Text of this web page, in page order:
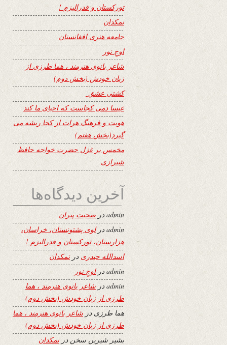
تورکستان و فدرالیزم !
نمکدان
جامعه هنری افغانستان
اوجِ نور
شاعر بانوی هنرمند ، هما طرزی از
زبان خودش (بخش دوم)
کشتی عشق
عیسا دمی کجاست که احیای ما کند
هویت و فرهنگ هرات از کجا ریشه می
گیرد(بخش هفتم)
مخمس بر غزل حضرت خواجه حافظ
شیرازی
آخرین دیدگاه‌ها
adminدر صحبت پیران
admin درلوی پشتونستان، خراسان،
هزارستان، تورکستان و فدرالیزم !
اسدالله حیدری درنمکدان
adminدراوجِ نور
adminدر شاعر بانوی هنرمند ، هما
طرزی از زبان خودش (بخش دوم)
هما طرزی در شاعر بانوی هنرمند ، هما
طرزی از زبان خودش (بخش دوم)
بشیر شیرین سخن درنمکدان